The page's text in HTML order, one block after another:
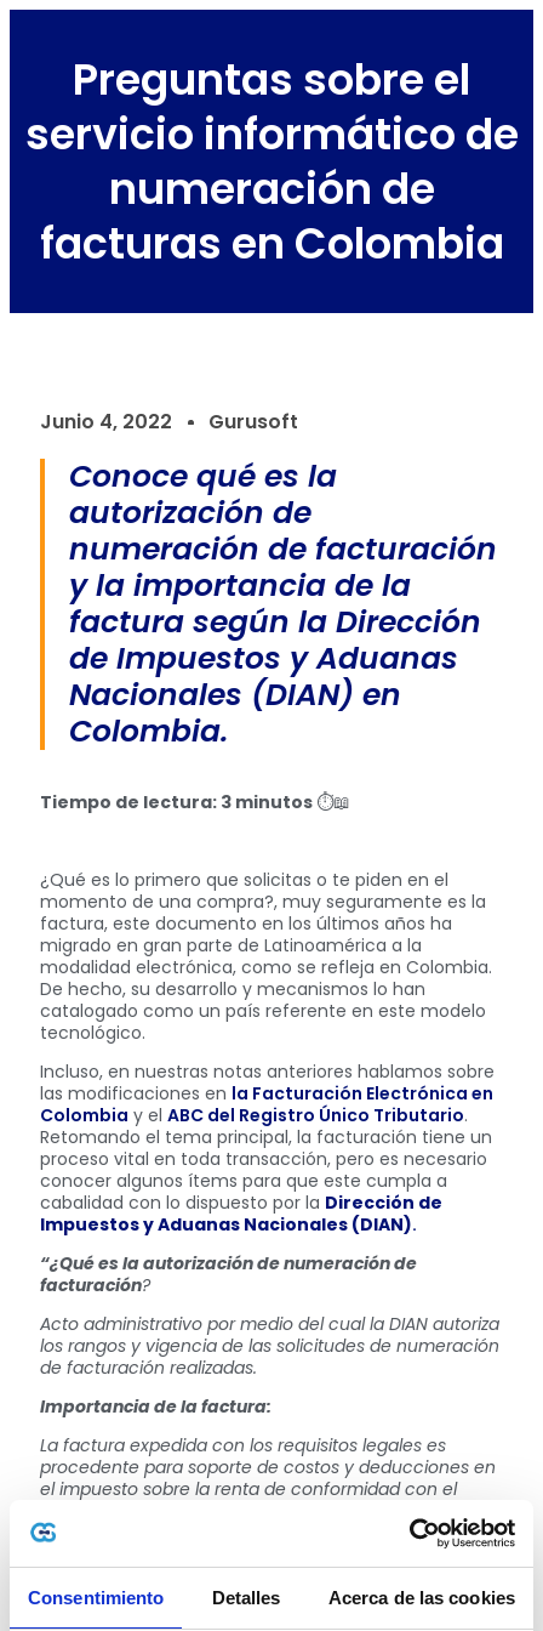
Consentimiento Detalles Acerca de las cookies
Preguntas sobre el
servicio informático de
numeración de
facturas en Colombia
Junio 4, 2022 Gurusoft
Conoce qué es la
autorización de
numeración de facturación
y la importancia de la
factura según la Dirección
de Impuestos y Aduanas
Nacionales (DIAN) en
Colombia.
Tiempo de lectura: 3 minutos ⏱️📖
¿Qué es lo primero que solicitas o te piden en el
momento de una compra?, muy seguramente es la
factura, este documento en los últimos años ha
migrado en gran parte de Latinoamérica a la
modalidad electrónica, como se refleja en Colombia.
De hecho, su desarrollo y mecanismos lo han
catalogado como un país referente en este modelo
tecnológico.
Incluso, en nuestras notas anteriores hablamos sobre
las modificaciones en la Facturación Electrónica en
Colombia y el ABC del Registro Único Tributario.
Retomando el tema principal, la facturación tiene un
proceso vital en toda transacción, pero es necesario
conocer algunos ítems para que este cumpla a
cabalidad con lo dispuesto por la Dirección de
Impuestos y Aduanas Nacionales (DIAN).
“¿Qué es la autorización de numeración de
facturación?
Acto administrativo por medio del cual la DIAN autoriza
los rangos y vigencia de las solicitudes de numeración
de facturación realizadas.
Importancia de la factura:
La factura expedida con los requisitos legales es
procedente para soporte de costos y deducciones en
el impuesto sobre la renta de conformidad con el
Vigencia de la autorización de numeración de
facturación:
Término de tiempo que señala la Dirección de